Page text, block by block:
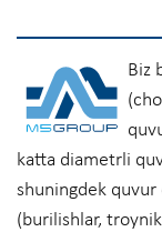
Biz
katta diametrli
shuningdek
(burilishlar,